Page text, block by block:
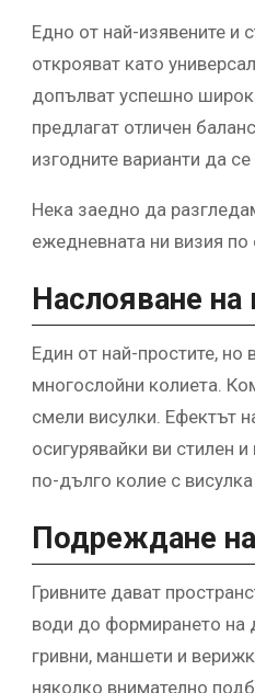
Едно от най-изявените и
открояват като
допълват успешно
предлагат отличен
изгодните варианти да
Нека заедно да
ежедневната ни визия по
Наслояване на
Един от най-простите,
многослойни колиета.
смели висулки. Ефектът
осигурявайки ви стилен
по-дълго колие с
Подреждане
Гривните дават
води до формирането на
гривни, маншети и
няколко внимателно